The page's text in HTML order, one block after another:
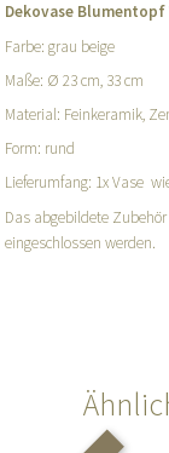
Dekovase
Farbe: grau beige
Maße: Ø 23 cm, 33 cm
Material: Feinkeramik,
Form: rund
Lieferumfang: 1x Vase
Das abgebildete
eingeschlossen werden.